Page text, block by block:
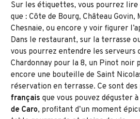
Sur les étiquettes, vous pourrez lire
que : Côte de Bourg, Château Govin,
Chesnaie, ou encore y voir figurer
Dans le restaurant, sur la terrasse
vous pourrez entendre les serveurs
Chardonnay pour la 8, un Pinot noir
encore une bouteille de Saint
réservation en terrasse. Ce sont des
français que vous pouvez déguster à
de Caro, profitant d’un moment